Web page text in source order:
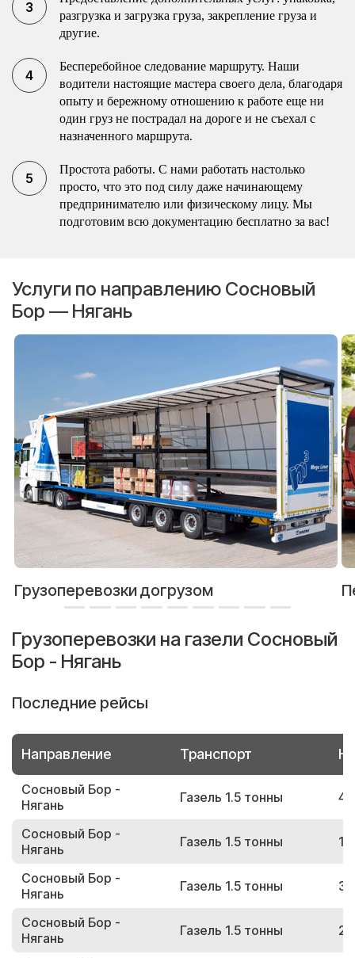
разгрузка и загрузка груза, закрепление груза и
другие.
Бесперебойное следование маршруту. Наши
водители настоящие мастера своего дела, благодаря
опыту и бережному отношению к работе еще ни
один груз не пострадал на дороге и не съехал с
назначенного маршрута.
Простота работы. С нами работать настолько
просто, что это под силу даже начинающему
предпринимателю или физическому лицу. Мы
подготовим всю документацию бесплатно за вас!
Услуги по направлению Сосновый
Бор — Нягань
Грузоперевозки догрузом
Грузоперевозки на газели Сосновый
Бор - Нягань
Последние рейсы
Направление Транспорт
Сосновый Бор -
Нягань
Газель 1.5 тонны
Сосновый Бор -
Нягань
Газель 1.5 тонны
Сосновый Бор -
Нягань
Газель 1.5 тонны
Сосновый Бор -
Нягань
Газель 1.5 тонны